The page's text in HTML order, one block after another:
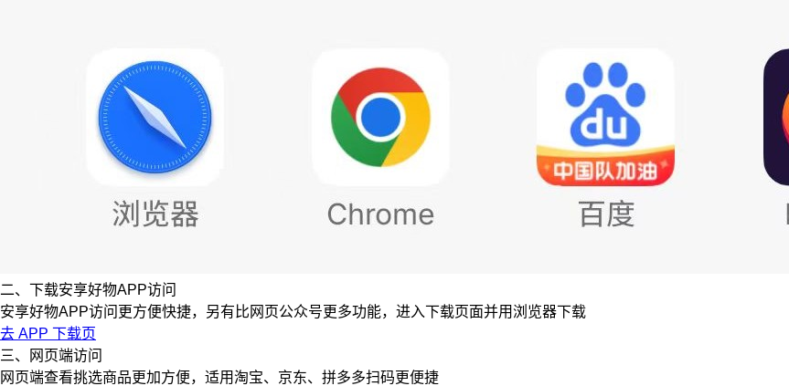
二、下载安享好物APP访问
安享好物APP访问更方便快捷，另有比网页公众号更多功能，进入下载页面并用浏览器下载
去 APP 下载页
三、网页端访问
网页端查看挑选商品更加方便，适用淘宝、京东、拼多多扫码更便捷